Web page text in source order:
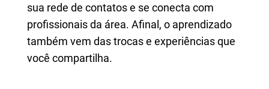
sua rede de contatos e se conecta com
profissionais da área. Afinal, o aprendizado
também vem das trocas e experiências que
você compartilha.